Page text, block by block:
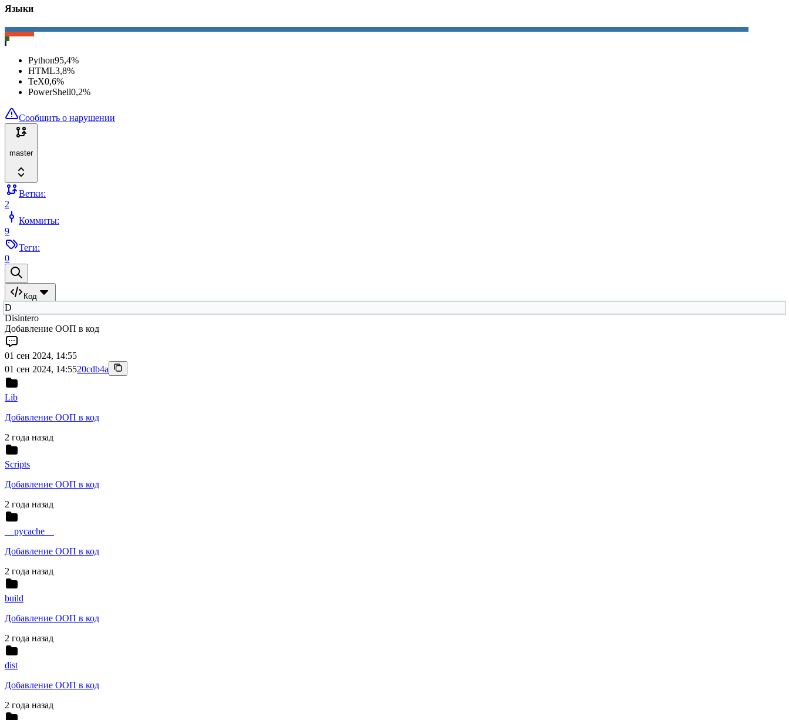
Языки
Python95,4%
HTML3,8%
TeX0,6%
PowerShell0,2%
Сообщить о нарушении
master
Ветки:
2
Коммиты:
9
Теги:
0
Код
D
Disintero
Добавление ООП в код
01 сен 2024, 14:55
01 сен 2024, 14:5520cdb4a
Lib
Добавление ООП в код
2 года назад
Scripts
Добавление ООП в код
2 года назад
__pycache__
Добавление ООП в код
2 года назад
build
Добавление ООП в код
2 года назад
dist
Добавление ООП в код
2 года назад